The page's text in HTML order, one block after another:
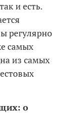
и есть.
регулярно
самых
из самых
о